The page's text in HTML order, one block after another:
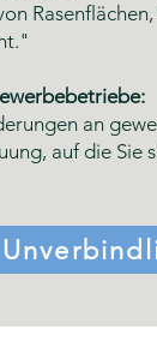
an
auf die Sie